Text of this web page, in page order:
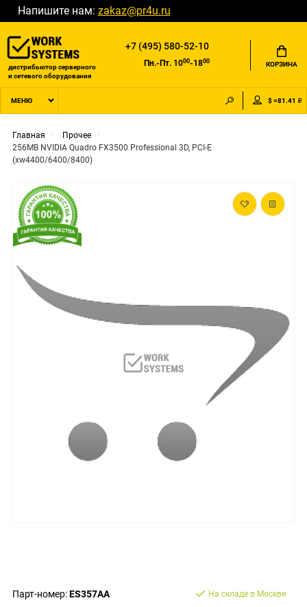
Напишите нам: zakaz@pr4u.ru
дистрибьютор серверного
и сетевого оборудования
+7 (495) 580-52-10
Пн.-Пт. 1000-1800 КОРЗИНА
МЕНЮ $ =81.41 ₽
Главная
Прочее
256MB NVIDIA Quadro FX3500 Professional 3D, PCI-E
(xw4400/6400/8400)
Парт-номер:ES357AA На складе в Москве